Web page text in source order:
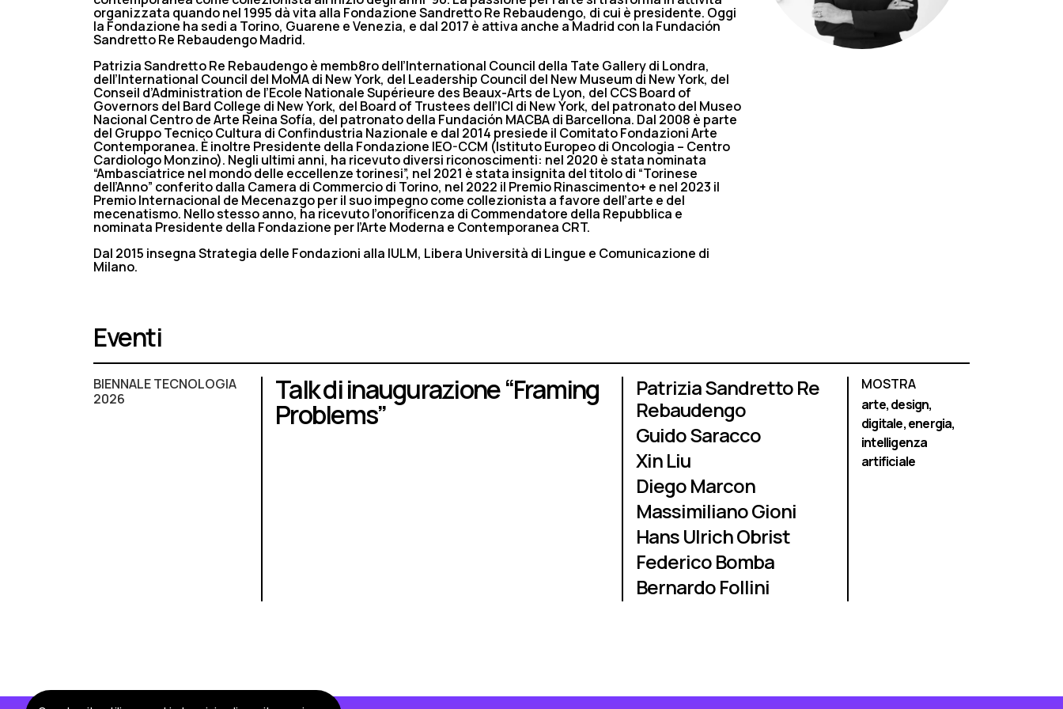
organizzata quando nel 1995 dà vita alla Fondazione Sandretto Re Rebaudengo, di cui è presidente. Oggi
la Fondazione ha sedi a Torino, Guarene e Venezia, e dal 2017 è attiva anche a Madrid con la Fundación
Sandretto Re Rebaudengo Madrid.
Patrizia Sandretto Re Rebaudengo è memb8ro dell’International Council della Tate Gallery di Londra,
dell’International Council del MoMA di New York, del Leadership Council del New Museum di New York, del
Conseil d’Administration de l’Ecole Nationale Supérieure des Beaux-Arts de Lyon, del CCS Board of
Governors del Bard College di New York, del Board of Trustees dell’ICI di New York, del patronato del Museo
Nacional Centro de Arte Reina Sofía, del patronato della Fundación MACBA di Barcellona. Dal 2008 è parte
del Gruppo Tecnico Cultura di Confindustria Nazionale e dal 2014 presiede il Comitato Fondazioni Arte
Contemporanea. È inoltre Presidente della Fondazione IEO-CCM (Istituto Europeo di Oncologia – Centro
Cardiologo Monzino). Negli ultimi anni, ha ricevuto diversi riconoscimenti: nel 2020 è stata nominata
“Ambasciatrice nel mondo delle eccellenze torinesi”, nel 2021 è stata insignita del titolo di “Torinese
dell’Anno” conferito dalla Camera di Commercio di Torino, nel 2022 il Premio Rinascimento+ e nel 2023 il
Premio Internacional de Mecenazgo per il suo impegno come collezionista a favore dell’arte e del
mecenatismo. Nello stesso anno, ha ricevuto l’onorificenza di Commendatore della Repubblica e
nominata Presidente della Fondazione per l’Arte Moderna e Contemporanea CRT.
Dal 2015 insegna Strategia delle Fondazioni alla IULM, Libera Università di Lingue e Comunicazione di
Milano.
Eventi
BIENNALE TECNOLOGIA
2026
Talk di inaugurazione “Framing
Problems”
Patrizia Sandretto Re
Rebaudengo
Guido Saracco
Xin Liu
Diego Marcon
Massimiliano Gioni
Hans Ulrich Obrist
Federico Bomba
Bernardo Follini
MOSTRA
arte,design,
digitale,energia,
intelligenza
artificiale